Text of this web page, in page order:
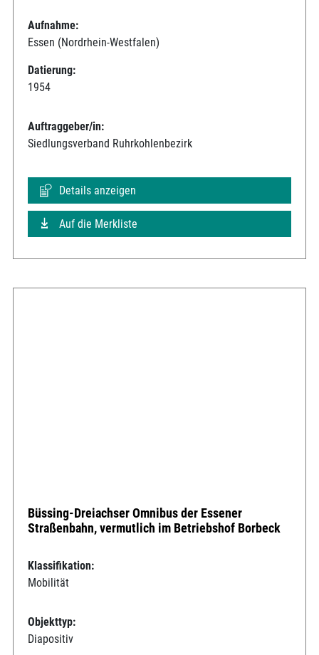
Aufnahme:
Essen (Nordrhein-Westfalen)
Datierung:
1954
Auftraggeber/in:
Siedlungsverband Ruhrkohlenbezirk
Details anzeigen
Auf die Merkliste
Büssing-Dreiachser Omnibus der Essener
Straßenbahn, vermutlich im Betriebshof Borbeck
Klassifikation:
Mobilität
Objekttyp:
Diapositiv